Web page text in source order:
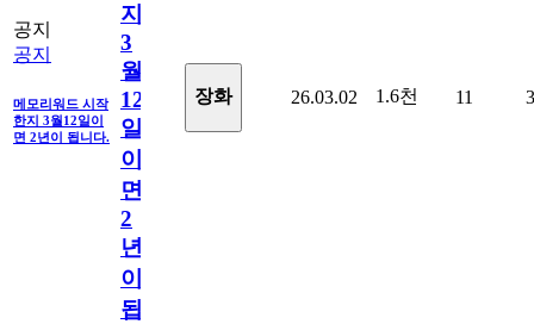
공지
공지
메모리워드 시작
한지 3월12일이
면 2년이 됩니다.
지
3
월
12
일
이
면
2
년
이
됩
장화 26.03.02 1.6천 11 3